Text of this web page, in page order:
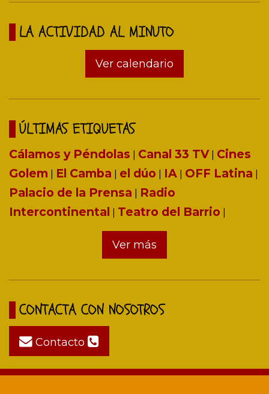
LA ACTIVIDAD AL MINUTO
Ver calendario
ÚLTIMAS ETIQUETAS
Cálamos y Péndolas Canal 33 TV Cines
Golem
El Camba el dúo IA OFF Latina
Palacio de la Prensa
Radio
Intercontinental
Teatro del Barrio
Ver más
CONTACTA CON NOSOTROS
Contacto